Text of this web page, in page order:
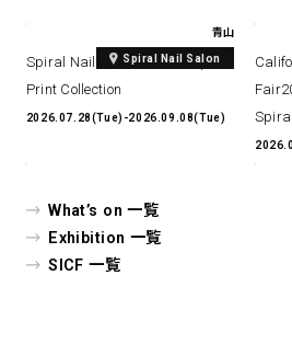
青山
Spiral Nail Salon
Spiral Nail Salon Art #14 Spiral
Print Collection
2026.07.28(Tue)-2026.09.08(Tue)
What’s on 一覧
Exhibition 一覧
SICF 一覧